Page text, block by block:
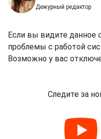
Дежурный редактор
Если вы видите данное
проблемы с работой
Возможно у вас
Следите за